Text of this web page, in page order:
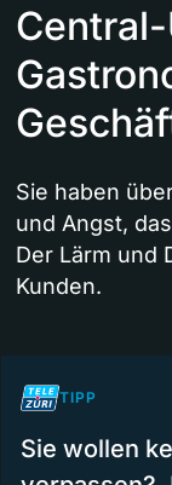
Sie haben
und Angst,
Der Lärm und
Kunden.
TIPP
Sie wollen